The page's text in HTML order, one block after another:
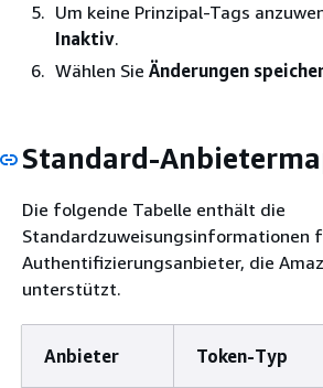
Um keine Prinzipal-Tags
Inaktiv.
Wählen Sie Änderungen
Standard-
Die folgende Tabelle enthält die
Standardzuweisungsinformationen
Authentifizierungsanbieter, die
unterstützt.
Anbieter Token-Typ